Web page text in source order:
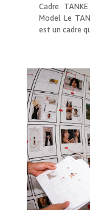
Cadre
Model Le
est un cadre